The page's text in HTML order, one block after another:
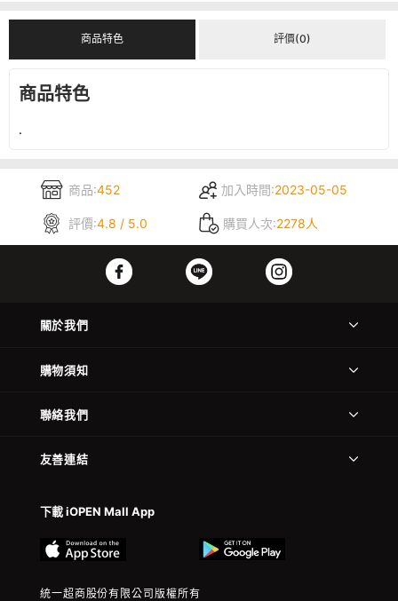
商品特色 評價(0)
商品特色
.
商品:452 加入時間:2023-05-05
評價:4.8 / 5.0 購買人次:2278人
關於我們
購物須知
聯絡我們
友善連結
下載 iOPEN Mall App
統一超商股份有限公司版權所有